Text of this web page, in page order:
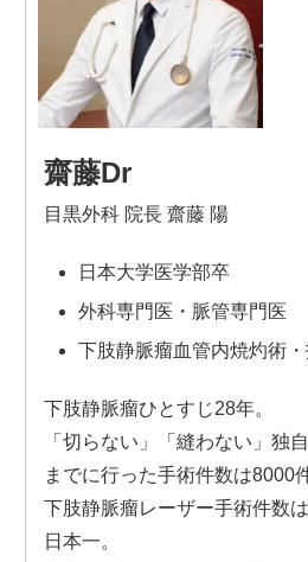
齋藤Dr
目黒外科 院長 齋藤 陽
日本大学医学部卒
外科専門医・脈管専門医
下肢静脈瘤血管内焼灼術
下肢静脈瘤ひとすじ28年。
「切らない」「縫わない」独
までに行った手術件数は8000
下肢静脈瘤レーザー手術件数
日本一。